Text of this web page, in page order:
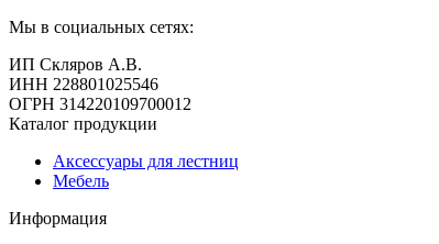
Мы в социальных сетях:
ИП Скляров А.В.
ИНН 228801025546
ОГРН 314220109700012
Каталог продукции
Аксессуары для лестниц
Мебель
Информация